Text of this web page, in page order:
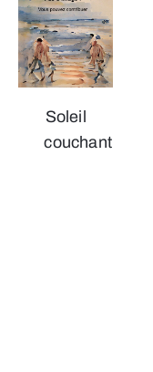
Soleil
couchant